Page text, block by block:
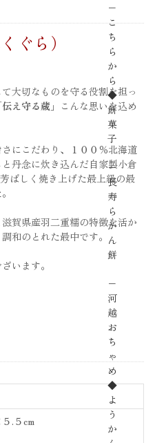
−
こ
ち
ら
か
ら
◆
餅
菓
子
−
長
寿
ら
か
ん
餅
−
河
越
お
ち
ゃ
め
◆
よ
う
か
ぐら）
大切なものを守る役割を担っ
え守る蔵」 こんな思いを込め
にこだわり、１００％北海道
丹念に炊き込んだ自家製小倉
ばしく焼き上げた最上級の最
賀県産羽二重糯の特徴を活か
和のとれた最中です。
います。
.５cm